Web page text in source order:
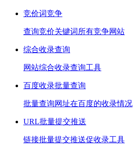
竞价词竞争
查询竞价关键词所有竞争网站
综合收录查询
网站综合收录查询工具
百度收录批量查询
批量查询网址在百度的收录情况
URL批量提交推送
链接批量提交推送促收录工具